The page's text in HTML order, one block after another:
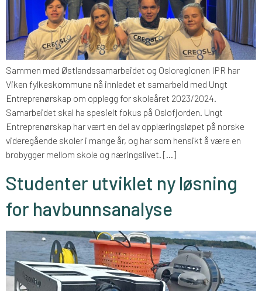
Sammen med Østlandssamarbeidet og Osloregionen IPR har
Viken fylkeskommune nå innledet et samarbeid med Ungt
Entreprenørskap om opplegg for skoleåret 2023/2024.
Samarbeidet skal ha spesielt fokus på Oslofjorden. Ungt
Entreprenørskap har vært en del av opplæringsløpet på norske
videregående skoler i mange år, og har som hensikt å være en
brobygger mellom skole og næringslivet. […]
Studenter utviklet ny løsning
for havbunnsanalyse